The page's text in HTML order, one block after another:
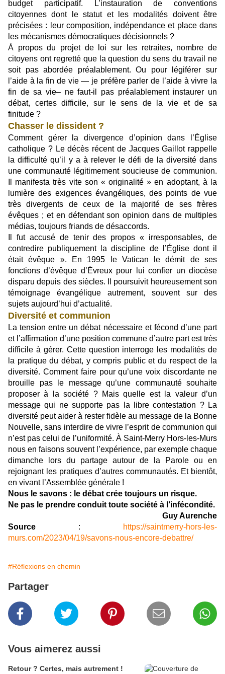
budget participatif. L’instauration de conventions
citoyennes dont le statut et les modalités doivent être
précisées : leur composition, indépendance et place dans
les mécanismes démocratiques décisionnels ?
À propos du projet de loi sur les retraites, nombre de
citoyens ont regretté que la question du sens du travail ne
soit pas abordée préalablement. Ou pour légiférer sur
l’aide à la fin de vie — je préfère parler de l’aide à vivre la
fin de sa vie– ne faut-il pas préalablement instaurer un
débat, certes difficile, sur le sens de la vie et de sa
finitude ?
Chasser le dissident ?
Comment gérer la divergence d’opinion dans l’Église
catholique ? Le décès récent de Jacques Gaillot rappelle
la difficulté qu’il y a à relever le défi de la diversité dans
une communauté légitimement soucieuse de communion.
Il manifesta très vite son « originalité » en adoptant, à la
lumière des exigences évangéliques, des points de vue
très divergents de ceux de la majorité de ses frères
évêques ; et en défendant son opinion dans de multiples
médias, toujours friands de désaccords.
Il fut accusé de tenir des propos « irresponsables, de
contredire publiquement la discipline de l’Église dont il
était évêque ». En 1995 le Vatican le démit de ses
fonctions d’évêque d’Évreux pour lui confier un diocèse
disparu depuis des siècles. Il poursuivit heureusement son
témoignage évangélique autrement, souvent sur des
sujets aujourd’hui d’actualité.
Diversité et communion
La tension entre un débat nécessaire et fécond d’une part
et l’affirmation d’une position commune d’autre part est très
difficile à gérer. Cette question interroge les modalités de
la pratique du débat, y compris public et du respect de la
diversité. Comment faire pour qu’une voix discordante ne
brouille pas le message qu’une communauté souhaite
proposer à la société ? Mais quelle est la valeur d’un
message qui ne supporte pas la libre contestation ? La
diversité peut aider à rester fidèle au message de la Bonne
Nouvelle, sans interdire de vivre l’esprit de communion qui
n’est pas celui de l’uniformité. À Saint-Merry Hors-les-Murs
nous en faisons souvent l’expérience, par exemple chaque
dimanche lors du partage autour de la Parole ou en
rejoignant les pratiques d’autres communautés. Et bientôt,
en vivant l’Assemblée générale !
Nous le savons : le débat crée toujours un risque.
Ne pas le prendre conduit toute société à l’infécondité.
Guy Aurenche
Source :
https://saintmerry-hors-les-
murs.com/2023/04/19/savons-nous-encore-debattre/
#Réflexions en chemin
Partager
Vous aimerez aussi
Retour ? Certes, mais autrement !